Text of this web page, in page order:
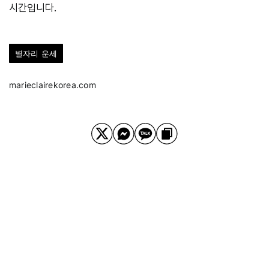
시간입니다.
별자리 운세
marieclairekorea.com